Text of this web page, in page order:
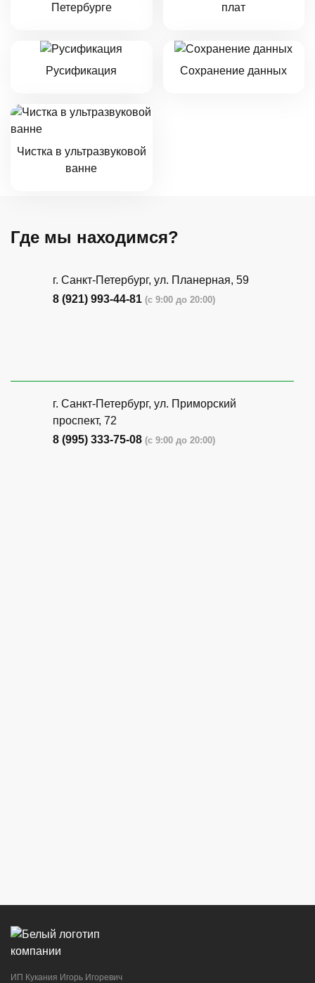
Петербурге плат
Русификация Сохранение данных
Чистка в ультразвуковой
ванне
Где мы находимся?
г. Санкт-Петербург, ​ул. Планерная, 59
8 (921) 993-44-81 (с 9:00 до 20:00)
г. Санкт-Петербург, ​ул. Приморский
проспект, 72
8 (995) 333-75-08 (с 9:00 до 20:00)
ИП Кукания Игорь Игоревич